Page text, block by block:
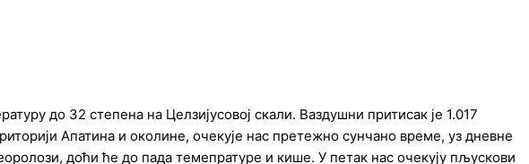
до 32 степена на Целзијусовој скали. Ваздушни притисак је 1.017
Апатина и околине, очекује нас претежно сунчано време, уз дневне
доћи ће до пада темепратуре и кише. У петак нас очекују пљускови